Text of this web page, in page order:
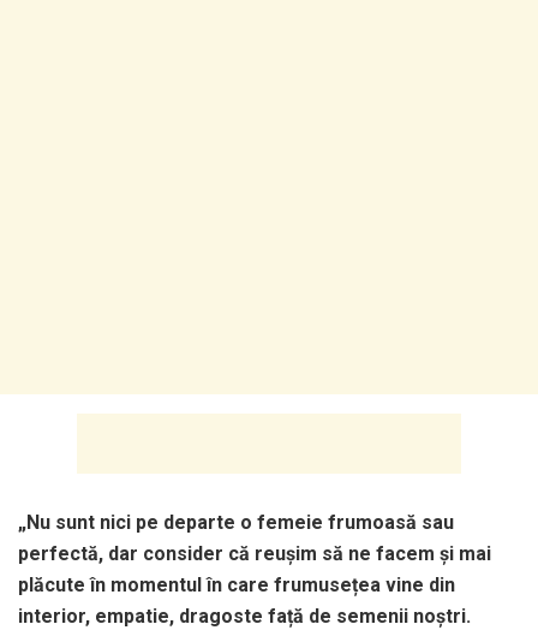
„Nu sunt nici pe departe o femeie frumoasă sau
perfectă, dar consider că reușim să ne facem și mai
plăcute în momentul în care frumusețea vine din
interior, empatie, dragoste față de semenii noștri.